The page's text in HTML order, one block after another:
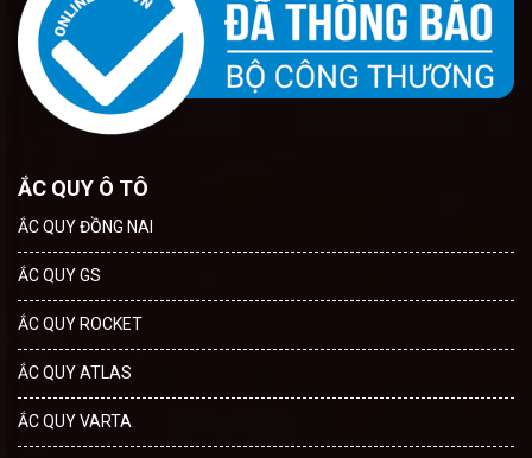
ẮC QUY Ô TÔ
ẮC QUY ĐỒNG NAI
ẮC QUY GS
ẮC QUY ROCKET
ẮC QUY ATLAS
ẮC QUY VARTA